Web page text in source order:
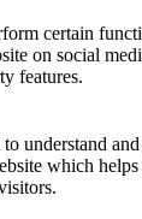
certain
on social
features.
understand
which